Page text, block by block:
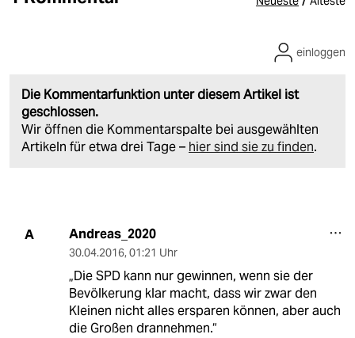
Die Kommentarfunktion unter diesem Artikel ist
geschlossen.
Wir öffnen die Kommentarspalte bei ausgewählten
Artikeln für etwa drei Tage – hier sind sie zu finden.
einloggen
A Andreas_2020
30.04.2016, 01:21 Uhr
„Die SPD kann nur gewinnen, wenn sie der
Bevölkerung klar macht, dass wir zwar den
Kleinen nicht alles ersparen können, aber auch
die Großen drannehmen.“